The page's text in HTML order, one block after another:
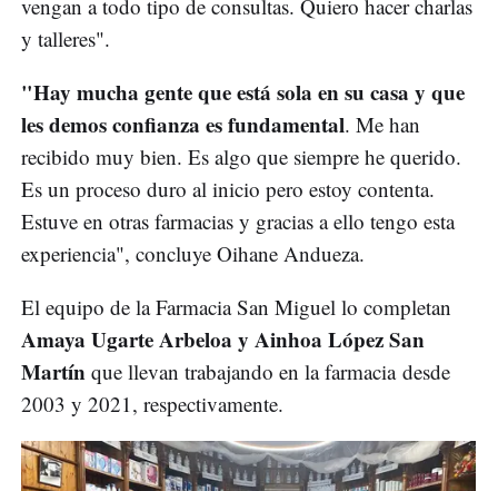
vengan a todo tipo de consultas. Quiero hacer charlas
y talleres".
"Hay mucha gente que está sola en su casa y que
les demos confianza es fundamental. Me han
recibido muy bien. Es algo que siempre he querido.
Es un proceso duro al inicio pero estoy contenta.
Estuve en otras farmacias y gracias a ello tengo esta
experiencia", concluye Oihane Andueza.
El equipo de la Farmacia San Miguel lo completan
Amaya Ugarte Arbeloa y Ainhoa López San
Martín que llevan trabajando en la farmacia desde
2003 y 2021, respectivamente.